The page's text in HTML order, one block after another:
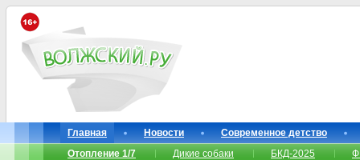
Главная Новости
Современное детство
Отопление 1/7
Дикие собаки БКД-2025